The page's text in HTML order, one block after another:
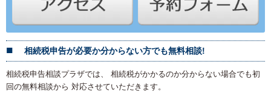
相続税申告が必要か分からない方でも無料相談!
相続税申告相談プラザでは、 相続税がかかるのか分からない場合でも初
回の無料相談から 対応させていただきます。